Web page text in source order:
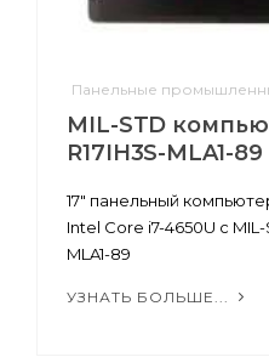
Панельные
MIL-STD
R17IH3S-MLA1-89
17" панельный
Intel Core i7-4650U с
MLA1-89
УЗНАТЬ БОЛЬШЕ...